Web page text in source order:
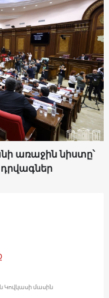
առաջին նիստը՝
Կովկասի մասին